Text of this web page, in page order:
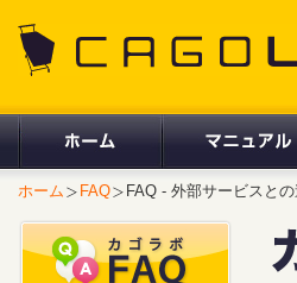
ホーム FAQ FAQ - 外部サービスと